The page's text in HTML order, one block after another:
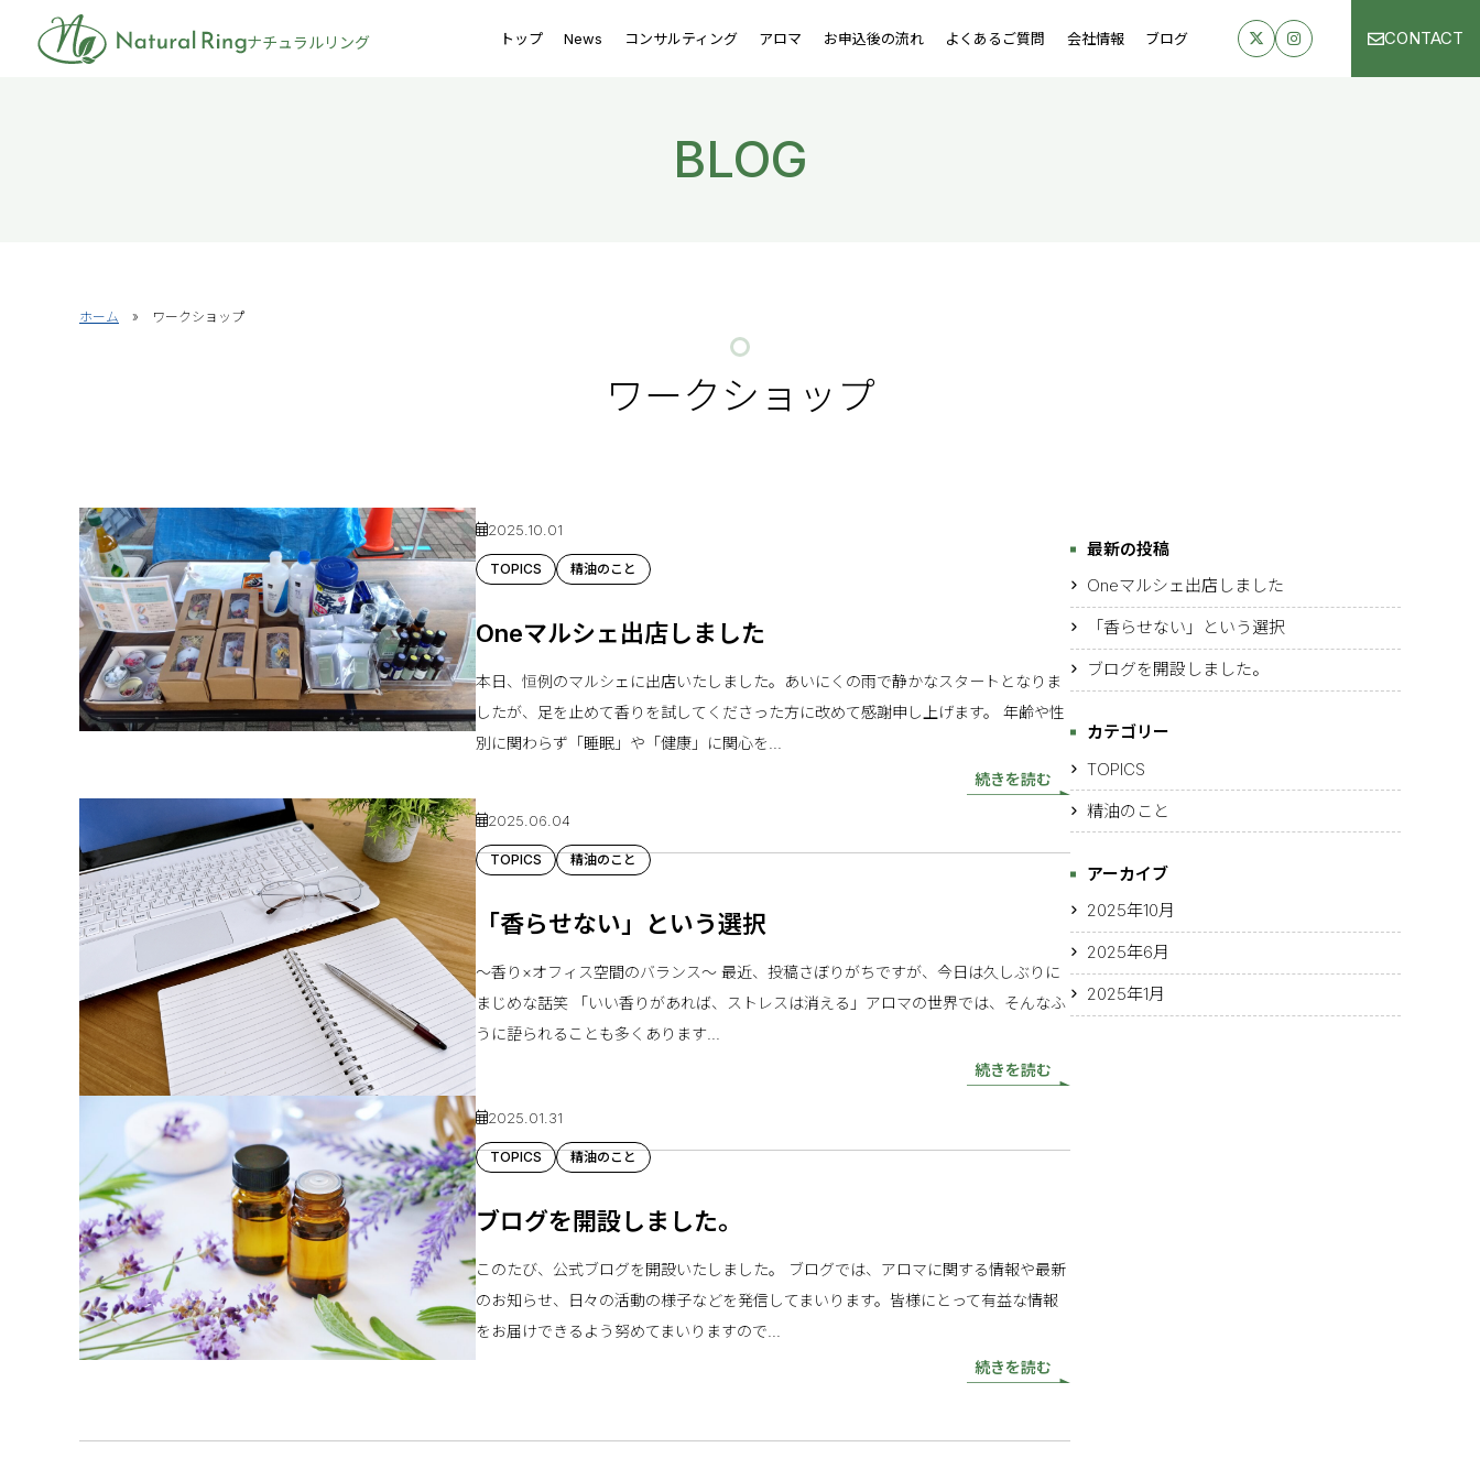
ナチュラルリング トップ News コンサルティング アロマ お申込後の流れ よくあるご質問 会社情報 ブログ CONTACT
BLOG
ホーム » ワークショップ
ワークショップ
2025.10.01
TOPICS 精油のこと
Oneマルシェ出店しました
本日、恒例のマルシェに出店いたしました。あいにくの雨で静かなスタートとなりま
したが、足を止めて香りを試してくださった方に改めて感謝申し上げます。 年齢や性
別に関わらず「睡眠」や「健康」に関心を...
続きを読む
2025.06.04
TOPICS 精油のこと
「香らせない」という選択
〜香り×オフィス空間のバランス〜 最近、投稿さぼりがちですが、今日は久しぶりに
まじめな話笑 「いい香りがあれば、ストレスは消える」アロマの世界では、そんなふ
うに語られることも多くあります...
続きを読む
2025.01.31
TOPICS 精油のこと
ブログを開設しました。
このたび、公式ブログを開設いたしました。 ブログでは、アロマに関する情報や最新
のお知らせ、日々の活動の様子などを発信してまいります。皆様にとって有益な情報
をお届けできるよう努めてまいりますので...
続きを読む
最新の投稿
Oneマルシェ出店しました
「香らせない」という選択
ブログを開設しました。
カテゴリー
TOPICS
精油のこと
アーカイブ
2025年10月
2025年6月
2025年1月